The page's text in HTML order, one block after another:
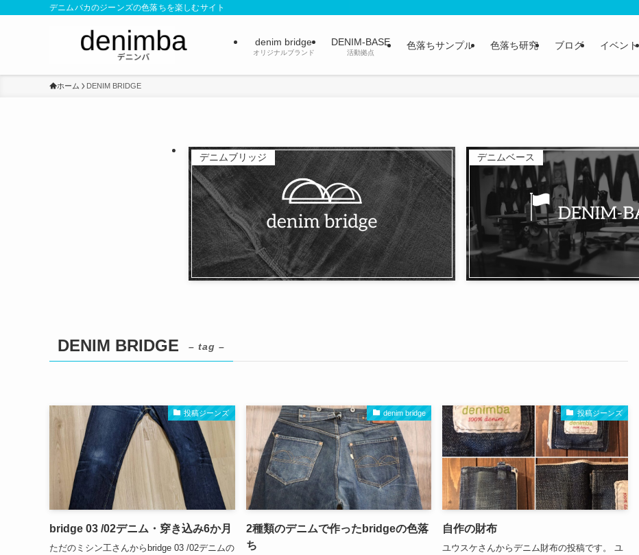
デニムバカのジーンズの色落ちを楽しむサイト
denim bridge
オリジナルブランド
DENIM-BASE
活動拠点
色落ちサンプル 色落ち研究 ブログ イベント
ホーム DENIM BRIDGE
デニムブリッジ デニムベース
DENIM BRIDGE – tag –
投稿ジーンズ
bridge 03 /02デニム・穿き込み6か月
ただのミシン工さんからbridge 03 /02デニムの
denim bridge
2種類のデニムで作ったbridgeの色落
ち
投稿ジーンズ
自作の財布
ユウスケさんからデニム財布の投稿です。 ユ